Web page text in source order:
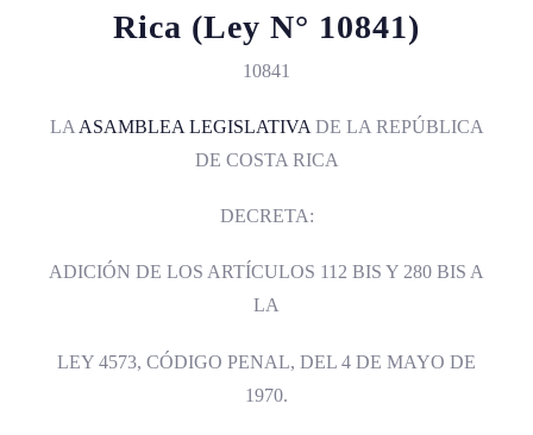
Rica (Ley N° 10841)
10841
LA ASAMBLEA LEGISLATIVA DE LA REPÚBLICA
DE COSTA RICA
DECRETA:
ADICIÓN DE LOS ARTÍCULOS 112 BIS Y 280 BIS A
LA
LEY 4573, CÓDIGO PENAL, DEL 4 DE MAYO DE
1970.